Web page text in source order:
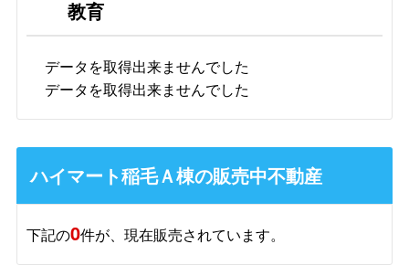
教育
データを取得出来ませんでした
データを取得出来ませんでした
ハイマート稲毛Ａ棟の販売中不動産
下記の0件が、現在販売されています。